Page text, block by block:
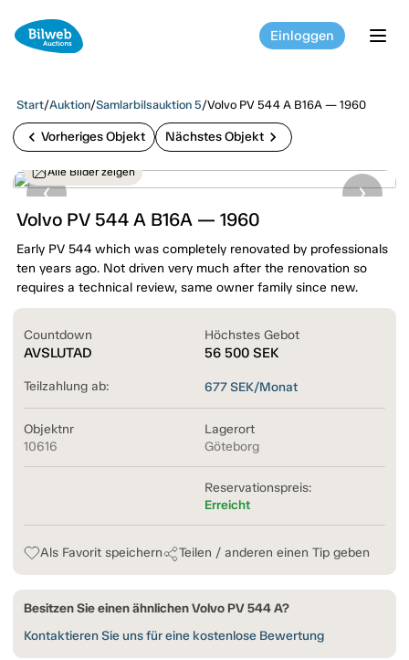
Einloggen
Start/Auktion/Samlarbilsauktion 5/Volvo PV 544 A B16A — 1960
chevron_left Vorheriges Objekt Nächstes Objekt chevron_right
Alle Bilder zeigen
Volvo PV 544 A B16A — 1960
Early PV 544 which was completely renovated by professionals
ten years ago. Not driven very much after the renovation so
requires a technical review, same owner family since new.
Countdown
AVSLUTAD
Höchstes Gebot
56 500 SEK
Teilzahlung ab: 677SEK/Monat
Objektnr
10616
Lagerort
Göteborg
Reservationspreis:
Erreicht
Als Favorit speichern Teilen / anderen einen Tip geben
Besitzen Sie einen ähnlichen Volvo PV 544 A?
Kontaktieren Sie uns für eine kostenlose Bewertung